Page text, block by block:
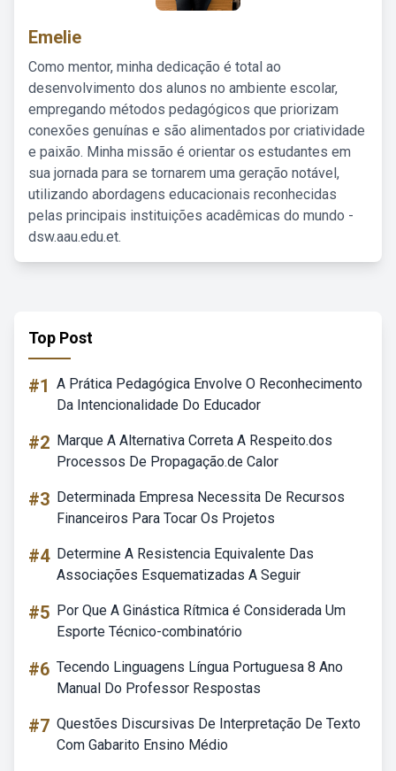
Emelie
Como mentor, minha dedicação é total ao
desenvolvimento dos alunos no ambiente escolar,
empregando métodos pedagógicos que priorizam
conexões genuínas e são alimentados por criatividade
e paixão. Minha missão é orientar os estudantes em
sua jornada para se tornarem uma geração notável,
utilizando abordagens educacionais reconhecidas
pelas principais instituições acadêmicas do mundo -
dsw.aau.edu.et.
Top Post
#1 A Prática Pedagógica Envolve O Reconhecimento
Da Intencionalidade Do Educador
#2 Marque A Alternativa Correta A Respeito.dos
Processos De Propagação.de Calor
#3 Determinada Empresa Necessita De Recursos
Financeiros Para Tocar Os Projetos
#4 Determine A Resistencia Equivalente Das
Associações Esquematizadas A Seguir
#5 Por Que A Ginástica Rítmica é Considerada Um
Esporte Técnico-combinatório
#6 Tecendo Linguagens Língua Portuguesa 8 Ano
Manual Do Professor Respostas
#7 Questões Discursivas De Interpretação De Texto
Com Gabarito Ensino Médio